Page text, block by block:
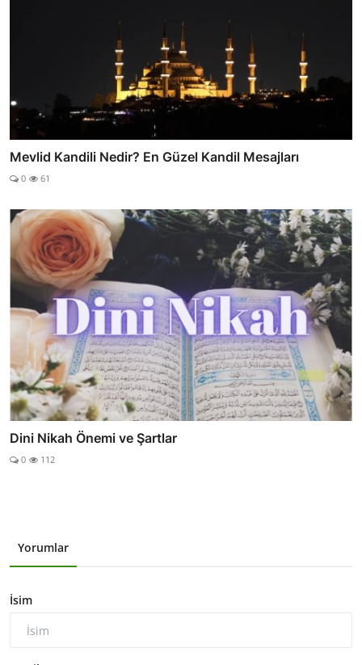
Mevlid Kandili Nedir? En Güzel Kandil Mesajları
0 61
Dini Nikah Önemi ve Şartlar
0 112
Yorumlar
İsim